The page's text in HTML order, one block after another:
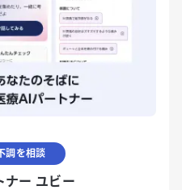
調を相談
ナー ユビー